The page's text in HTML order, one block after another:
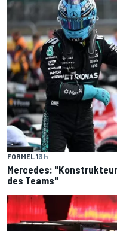
FORMEL 13 h
Mercedes:
des Teams"